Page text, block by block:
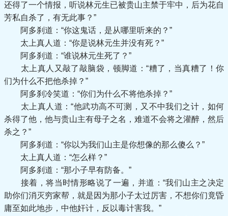
还得了一个情报，听说林元生已被贵山主禁于牢中，后为花自
芳私自杀了，有无此事？”
阿多刹道：“你这鬼话，是从哪里听来的？”
太上真人道：“你是说林元生并没有死？”
阿多刹道：“谁说林元生死了？”
太上真人又敲了敲脑袋，顿脚道：“糟了，当真糟了！你
们为什么不把他杀掉？”
阿多刹冷笑道：“你们为什么不将他杀掉？”
太上真人道：“他武功高不可测，又不中我们之计，如何
杀得了他，他与贵山主有母子之名，难道不会将之灌醉，然后
杀之？”
阿多刹道：“你以为我们山主是你想像的那么傻么？”
太上真人道：“怎么样？”
阿多刹道：“那小子早有防备。”
接着，将当时情形略说了一遍，并道：“我们山主之决定
助你们消灭穷家帮，就是因为那小子太过厉害，不想你们竟昏
庸至如此地步，中他奸计，反以毒计害我。”